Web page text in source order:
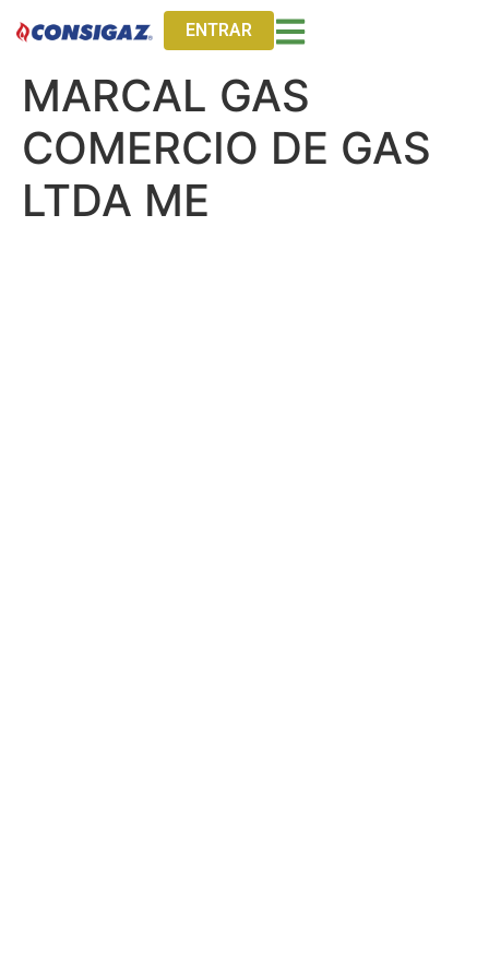
ENTRAR
MARCAL GAS
COMERCIO DE GAS
LTDA ME